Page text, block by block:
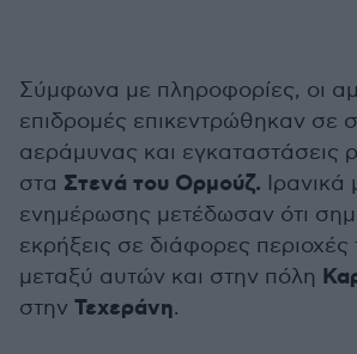
Σύμφωνα με πληροφορίες, οι
επιδρομές επικεντρώθηκαν σε
αεράμυνας και εγκαταστάσεις
στα Στενά του Ορμούζ. Ιρανικά
ενημέρωσης μετέδωσαν ότι
εκρήξεις σε διάφορες
μεταξύ αυτών και στην πόλη
στην Τεχεράνη.